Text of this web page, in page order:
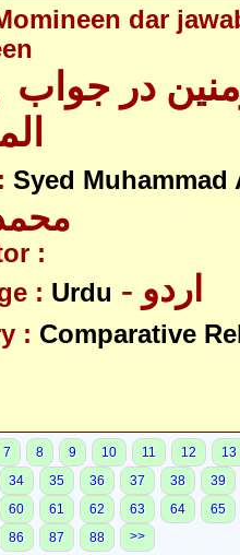
dar
در جواب
Syed Muhammad
:
: Urdu - اردو
: Comparative
7 8 9 10 11 12
13
34 35 36 37 38
39
60 61 62 63 64
65
86 87 88 >>